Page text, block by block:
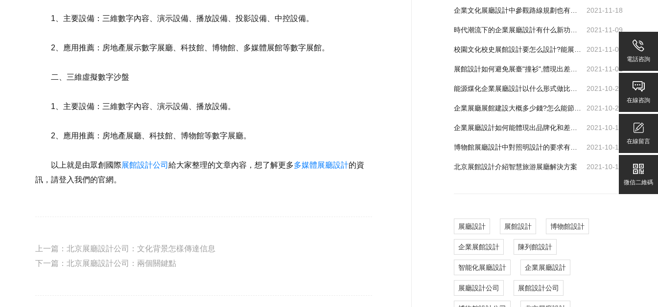
1、主要設備：三維數字內容、演示設備、播放設備、投影設備、中控設備。
2、應用推薦：房地產展示數字展廳、科技館、博物館、多媒體展館等數字展館。
二、三維虛擬數字沙盤
1、主要設備：三維數字內容、演示設備、播放設備。
2、應用推薦：房地產展廳、科技館、博物館等數字展廳。
以上就是由眾創國際展館設計公司 給大家整理的文章內容，想了解更多多媒體展廳設計的資
訊，請登入我們的官網。
上一篇： 北京展廳設計公司：文化背景怎樣傳達信息
下一篇： 北京展廳設計公司：兩個關鍵點
2021-11-18
2021-11-09
2021-11-01
2021-11-01
2021-10-26
2021-10-25
2021-10-13
2021-10-13
北京展館設計介紹智慧旅游展廳解決方案 2021-10-13
展廳設計 展館設計 博物館設計
企業展館設計 陳列館設計
智能化展廳設計 企業展廳設計
展廳設計公司 展館設計公司
電話咨詢
在線咨詢
在線留言
微信二維碼